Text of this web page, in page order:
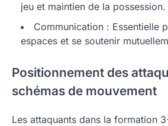
jeu et maintien de la possession.
Communication : Essentielle
espaces et se soutenir
Positionnement des
schémas de mouvement
Les attaquants dans la formation